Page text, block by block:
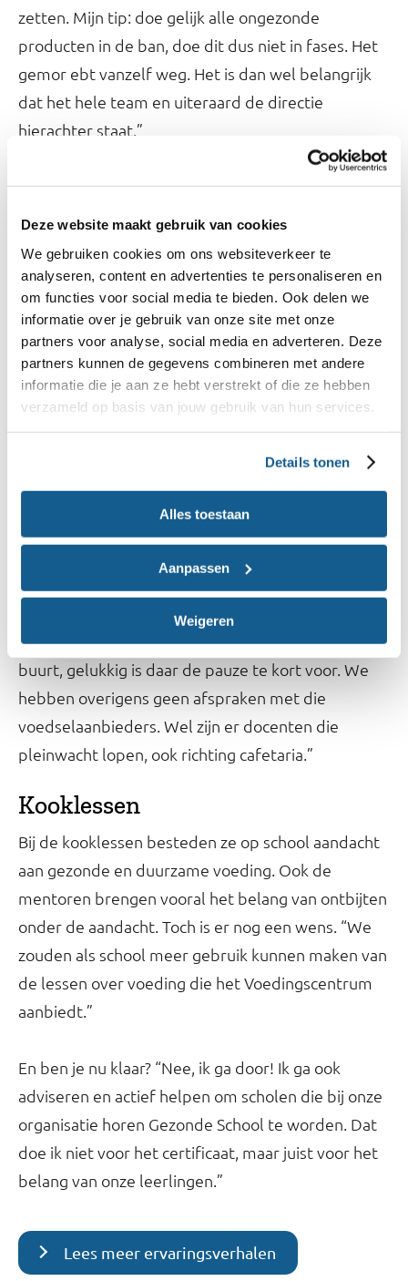
Deze website maakt gebruik van cookies
We gebruiken cookies om ons websiteverkeer te
analyseren, content en advertenties te personaliseren en
om functies voor social media te bieden. Ook delen we
informatie over je gebruik van onze site met onze
partners voor analyse, social media en adverteren. Deze
partners kunnen de gegevens combineren met andere
informatie die je aan ze hebt verstrekt of die ze hebben
verzameld op basis van jouw gebruik van hun services.
Details tonen
Alles toestaan
Aanpassen
Weigeren
zetten. Mijn tip: doe gelijk alle ongezonde
producten in de ban, doe dit dus niet in fases. Het
gemor ebt vanzelf weg. Het is dan wel belangrijk
dat het hele team en uiteraard de directie
hierachter staat.”
Met de leerlingenraad is er ook besproken wat zij
van onze gezonde school vinden. “Over het
zijn er ook genoeg geluiden om meer ‘vette’
dingen op de kaart te zetten. Wat we overigens,
heel eigenwijs niet doen. We proberen wel altijd
om een goede vervanger te verzinnen voor de
ongezondere producten. En als er een vakantie
aankomt die langer dan een week duurt, dan
De verleiding in de buurt
Alleen leerlingen van klas 1 en 2 mogen daar niet
naar toe. De ouderejaars mogen dit alleen in de
grote pauze. We hebben ook een cafetaria in de
buurt, gelukkig is daar de pauze te kort voor. We
hebben overigens geen afspraken met die
voedselaanbieders. Wel zijn er docenten die
pleinwacht lopen, ook richting cafetaria.”
Kooklessen
Bij de kooklessen besteden ze op school aandacht
aan gezonde en duurzame voeding. Ook de
mentoren brengen vooral het belang van ontbijten
onder de aandacht. Toch is er nog een wens. “We
zouden als school meer gebruik kunnen maken van
de lessen over voeding die het Voedingscentrum
aanbiedt.”
En ben je nu klaar? “Nee, ik ga door! Ik ga ook
adviseren en actief helpen om scholen die bij onze
organisatie horen Gezonde School te worden. Dat
doe ik niet voor het certificaat, maar juist voor het
belang van onze leerlingen.”
Lees meer ervaringsverhalen